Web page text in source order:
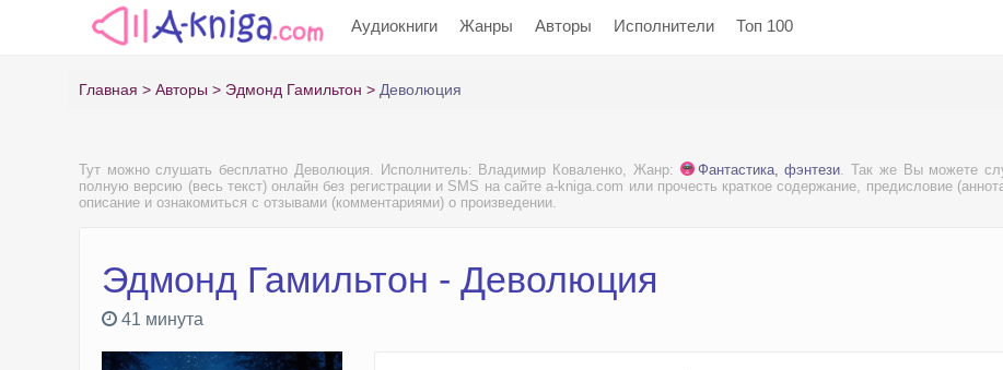
Аудиокниги Жанры Авторы Исполнители Топ 100
Главная Авторы Эдмонд Гамильтон Деволюция
Тут можно слушать бесплатно Деволюция. Исполнитель: Владимир Коваленко, Жанр: Фантастика, фэнтези. Так же Вы можете
полную версию (весь текст) онлайн без регистрации и SMS на сайте a-kniga.com или прочесть краткое содержание, предисловие
описание и ознакомиться с отзывами (комментариями) о произведении.
Эдмонд Гамильтон - Деволюция
41 минута